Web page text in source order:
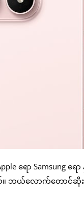
ရော Samsung
လောက်တောင်ဆိုးလဲဆို